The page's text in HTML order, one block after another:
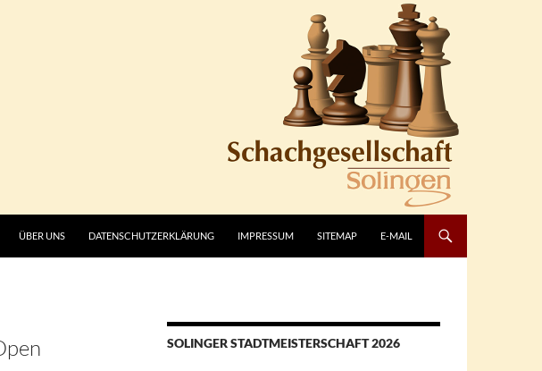
ÜBER UNS DATENSCHUTZERKLÄRUNG IMPRESSUM SITEMAP E-MAIL
SOLINGER STADTMEISTERSCHAFT 2026